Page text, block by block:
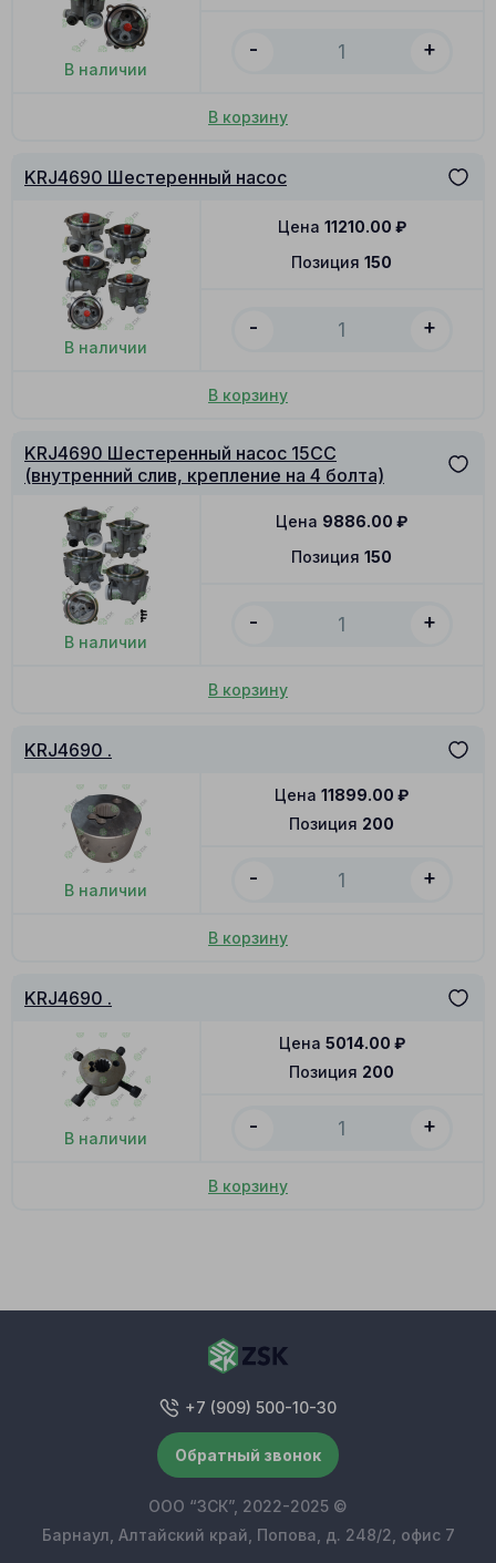
В наличии
- +
В корзину
KRJ4690 Шестеренный насос
В наличии
Позиция 150
Цена 11210.00 ₽
- +
В корзину
KRJ4690 Шестеренный насос 15CC
(внутренний слив, крепление на 4 болта)
В наличии
Позиция 150
Цена 9886.00 ₽
- +
В корзину
KRJ4690 .
В наличии
Позиция 200
Цена 11899.00 ₽
- +
В корзину
KRJ4690 .
В наличии
Позиция 200
Цена 5014.00 ₽
- +
В корзину
+7 (909) 500-10-30
Обратный звонок
ООО “ЗСК”, 2022-2025 ©
Барнаул, Алтайский край, Попова, д. 248/2, офис 7